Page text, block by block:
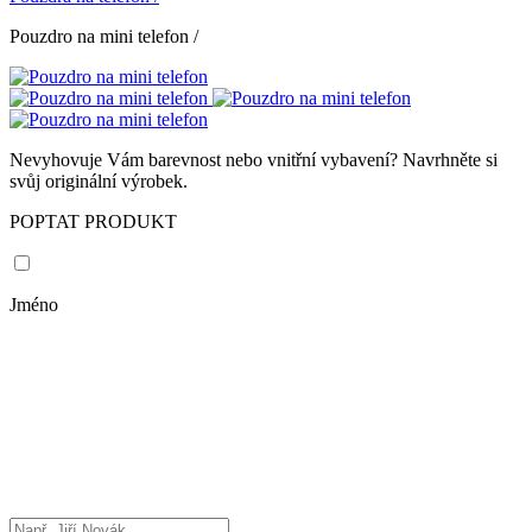
Pouzdro na mini telefon /
Nevyhovuje Vám barevnost nebo vnitřní vybavení? Navrhněte si
svůj originální výrobek.
POPTAT PRODUKT
Jméno